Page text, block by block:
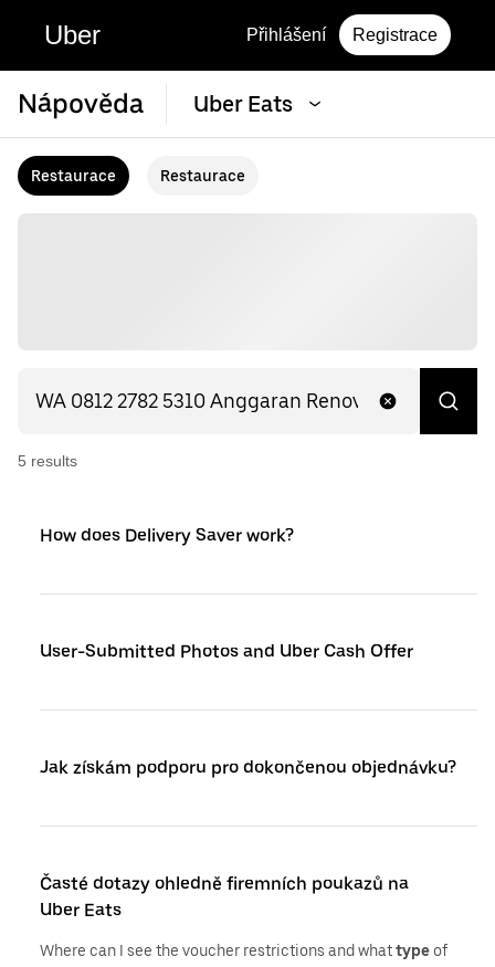
Uber Přihlášení Registrace
Nápověda Uber Eats
Restaurace Restaurace
5 results
How does Delivery Saver work?
User-Submitted Photos and Uber Cash Offer
Jak získám podporu pro dokončenou objednávku?
Časté dotazy ohledně firemních poukazů na
Uber Eats
Where can I see the voucher restrictions and whattypeof